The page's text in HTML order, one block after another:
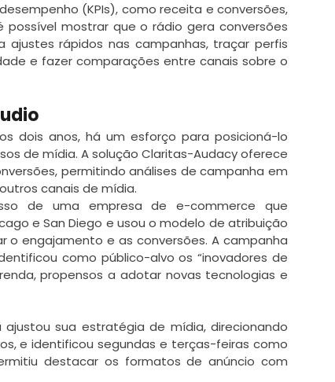
(KPIs), como receita e conversões,
mostrar que o rádio gera conversões
rápidos nas campanhas, traçar perfis
e fazer comparações entre canais sobre o
dois anos, há um esforço para posicioná-lo
de mídia. A solução Claritas-Audacy oferece
permitindo análises de campanha em
canais de mídia.
de uma empresa de e-commerce que
e San Diego e usou o modelo de atribuição
engajamento e as conversões. A campanha
como público-alvo os “inovadores de
propensos a adotar novas tecnologias e
sua estratégia de mídia, direcionando
e identificou segundas e terças-feiras como
destacar os formatos de anúncio com